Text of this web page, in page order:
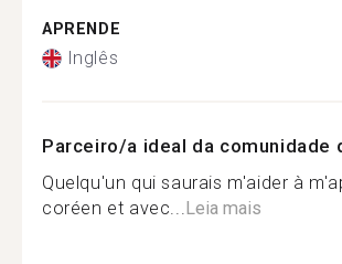
APRENDE
Inglês
Parceiro/a ideal da comunidade
Quelqu'un qui saurais m'aider à
coréen et avec...Leia mais